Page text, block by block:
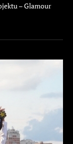
– Glamour